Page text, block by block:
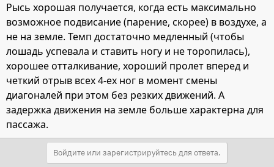
Рысь хорошая получается, когда есть максимально
возможное подвисание (парение, скорее) в воздухе, а
не на земле. Темп достаточно медленный (чтобы
лошадь успевала и ставить ногу и не торопилась),
хорошее отталкивание, хороший пролет вперед и
четкий отрыв всех 4-ех ног в момент смены
диагоналей при этом без резких движений. А
задержка движения на земле больше характерна для
пассажа.
Войдите или зарегистрируйтесь для ответа.